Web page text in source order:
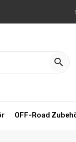

OFF-Road